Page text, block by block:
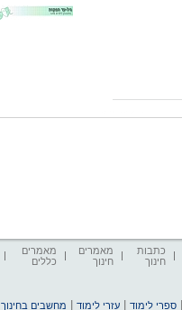
כתבות
חינוך
מאמרים
חינוך
מאמרים
כללים
|ספרי לימוד |עזרי לימוד מחשבים בחינוך